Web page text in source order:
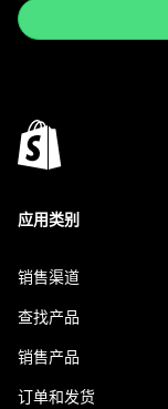
应用类别
销售渠道
查找产品
销售产品
订单和发货